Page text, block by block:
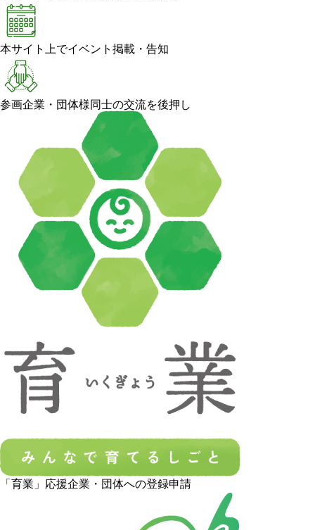
本サイト上でイベント掲載・告知
参画企業・団体様同士の交流を後押し
「育業」応援企業・団体への登録申請